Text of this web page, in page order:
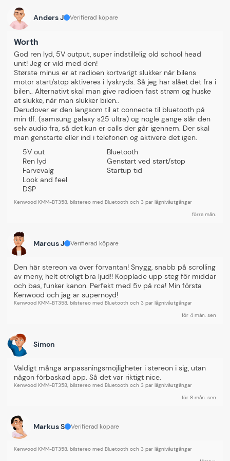
Tillverkare:
Modell:
KMM-BT356
Förstärkareffekt:
4x50W
Bluetooth:
✓
Lågnivåutgångar:
3 Par 5Volt
USB ingång:
På fronten 2.0 High speed
AUX ingång:
Ja
Inbyggda delningsfilter:
Högpass och lågpass
Kort chassi:
Ja via USB med laddning
Manualer & dokument
Länk till produktdatablad »
Länk till mer produktinformation »
Tillbehör
Auto-Connect 3.5-
3.5mm AUX-kabel, 1 m
Installer Kit
Anders J Verifierad köpare
Worth
God ren lyd, 5V output, super indstillelig old school head
unit! Jeg er vild med den!
Største minus er at radioen kortvarigt slukker når bilens
motor start/stop aktiveres i lyskryds. Så jeg har slået det fra i
bilen.. Alternativt skal man give radioen fast strøm og huske
at slukke, når man slukker bilen..
Derudover er den langsom til at connecte til bluetooth på
min tlf. (samsung galaxy s25 ultra) og nogle gange slår den
selv audio fra, så det kun er calls der går igennem. Der skal
man genstarte eller ind i telefonen og aktivere det igen.
5V out
Ren lyd
Farvevalg
Look and feel
DSP
Bluetooth
Genstart ved start/stop
Startup tid
Kenwood KMM-BT358, bilstereo med Bluetooth och 3 par lågnivåutgångar
förra mån.
Marcus J Verifierad köpare
Den här stereon va över förvantan! Snygg, snabb på scrolling
av meny, helt otroligt bra ljud!! Kopplade upp steg för middar
och bas, funker kanon. Perfekt med 5v på rca! Min första
Kenwood och jag är supernöyd!
Kenwood KMM-BT358, bilstereo med Bluetooth och 3 par lågnivåutgångar
för 4 mån. sen
Simon
Väldigt många anpassningsmöjligheter i stereon i sig, utan
någon förbaskad app. Så det var riktigt nice.
Kenwood KMM-BT358, bilstereo med Bluetooth och 3 par lågnivåutgångar
för 8 mån. sen
Markus S Verifierad köpare
Kenwood KMM-BT358, bilstereo med Bluetooth och 3 par lågnivåutgångar